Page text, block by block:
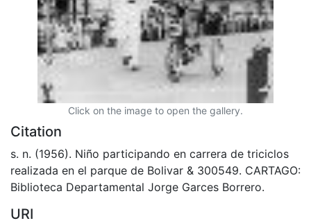
Click on the image to open the gallery.
Citation
s. n. (1956). Niño participando en carrera de triciclos
realizada en el parque de Bolivar & 300549. CARTAGO:
Biblioteca Departamental Jorge Garces Borrero.
URI